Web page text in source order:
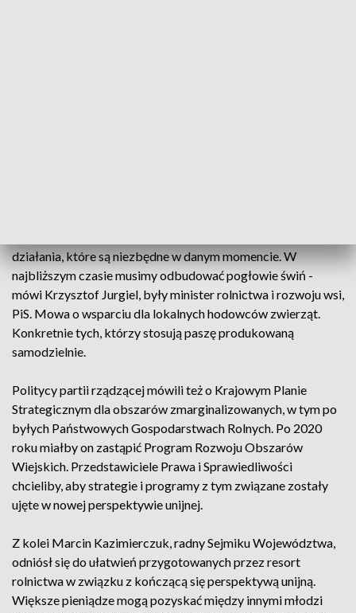
działania, które są niezbędne w danym momencie. W
najbliższym czasie musimy odbudować pogłowie świń -
mówi Krzysztof Jurgiel, były minister rolnictwa i rozwoju wsi,
PiS. Mowa o wsparciu dla lokalnych hodowców zwierząt.
Konkretnie tych, którzy stosują paszę produkowaną
samodzielnie.
Politycy partii rządzącej mówili też o Krajowym Planie
Strategicznym dla obszarów zmarginalizowanych, w tym po
byłych Państwowych Gospodarstwach Rolnych. Po 2020
roku miałby on zastąpić Program Rozwoju Obszarów
Wiejskich. Przedstawiciele Prawa i Sprawiedliwości
chcieliby, aby strategie i programy z tym związane zostały
ujęte w nowej perspektywie unijnej.
Z kolei Marcin Kazimierczuk, radny Sejmiku Województwa,
odniósł się do ułatwień przygotowanych przez resort
rolnictwa w związku z kończącą się perspektywą unijną.
Większe pieniądze mogą pozyskać między innymi młodzi